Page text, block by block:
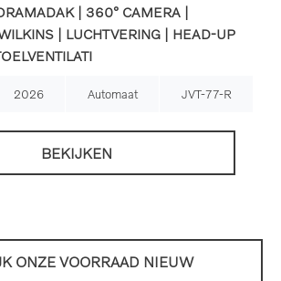
| 360° CAMERA |
| LUCHTVERING | HEAD-UP
2026 Automaat JVT-77-R
BEKIJKEN
ONZE VOORRAAD NIEUW